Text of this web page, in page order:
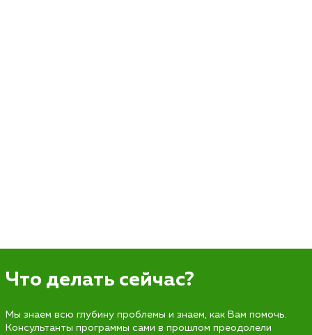
Что делать сейчас?
Мы знаем всю глубину проблемы и знаем, как Вам помочь.
Консультанты программы сами в прошлом преодолели